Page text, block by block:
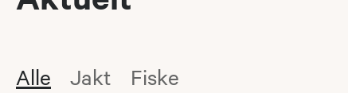
Alle Jakt Fiske